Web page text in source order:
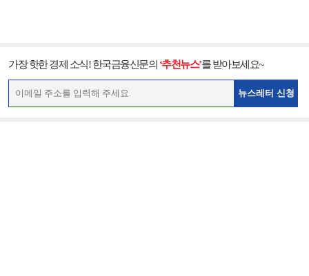
가장 핫한 경제 소식! 한국금융신문의 ‘추천뉴스’를 받아보세요~
뉴스레터 신청